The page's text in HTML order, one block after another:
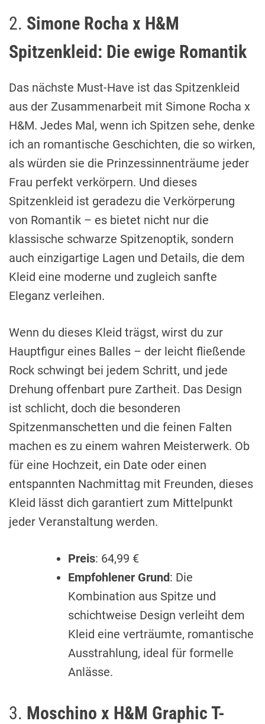
2. Simone Rocha x H&M
Spitzenkleid: Die ewige Romantik
Das nächste Must-Have ist das Spitzenkleid
aus der Zusammenarbeit mit Simone Rocha x
H&M. Jedes Mal, wenn ich Spitzen sehe, denke
ich an romantische Geschichten, die so wirken,
als würden sie die Prinzessinnenträume jeder
Frau perfekt verkörpern. Und dieses
Spitzenkleid ist geradezu die Verkörperung
von Romantik – es bietet nicht nur die
klassische schwarze Spitzenoptik, sondern
auch einzigartige Lagen und Details, die dem
Kleid eine moderne und zugleich sanfte
Eleganz verleihen.
Wenn du dieses Kleid trägst, wirst du zur
Hauptfigur eines Balles – der leicht fließende
Rock schwingt bei jedem Schritt, und jede
Drehung offenbart pure Zartheit. Das Design
ist schlicht, doch die besonderen
Spitzenmanschetten und die feinen Falten
machen es zu einem wahren Meisterwerk. Ob
für eine Hochzeit, ein Date oder einen
entspannten Nachmittag mit Freunden, dieses
Kleid lässt dich garantiert zum Mittelpunkt
jeder Veranstaltung werden.
Preis: 64,99 €
Empfohlener Grund: Die
Kombination aus Spitze und
schichtweise Design verleiht dem
Kleid eine verträumte, romantische
Ausstrahlung, ideal für formelle
Anlässe.
3. Moschino x H&M Graphic T-